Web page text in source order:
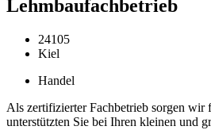
Lehmbaufachbetrieb
24105
Kiel
Handel
Als zertifizierter Fachbetrieb sorgen wir
unterstützten Sie bei Ihren kleinen und